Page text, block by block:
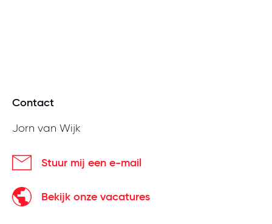
Contact
Jorn van Wijk
Stuur mij een e-mail
Bekijk onze vacatures